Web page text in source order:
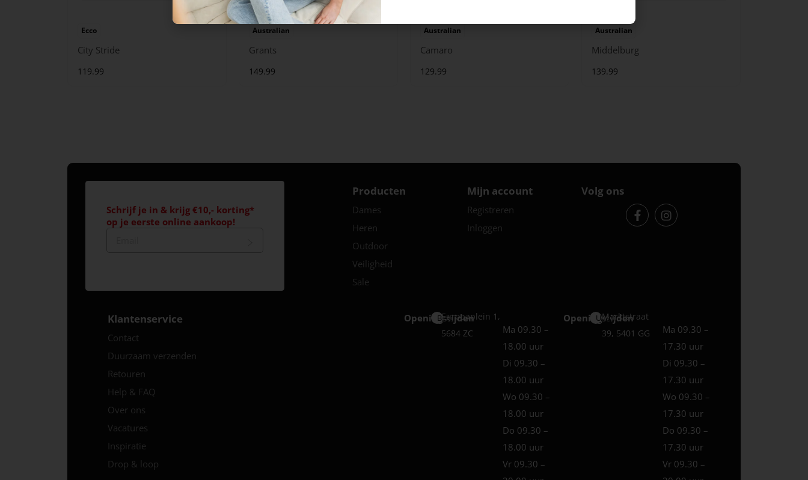
Ecco
City Stride
119.99
Australian
Grants
149.99
Australian
Camaro
129.99
Australian
Middelburg
139.99
Schrijf je in & krijg €10,- korting*
op je eerste online aankoop!
Producten
Dames
Heren
Outdoor
Veiligheid
Sale
Mijn account
Registreren
Inloggen
Volg ons
Klantenservice
Contact
Duurzaam verzenden
Retouren
Help & FAQ
Over ons
Vacatures
Inspiratie
Drop & loop
Openingstijden
Best
Europaplein 1,
5684 ZC
Ma 09.30 –
18.00 uur
Di 09.30 –
18.00 uur
Wo 09.30 –
18.00 uur
Do 09.30 –
18.00 uur
Vr 09.30 –
Openingstijden
Uden
Marktstraat
39, 5401 GG
Ma 09.30 –
17.30 uur
Di 09.30 –
17.30 uur
Wo 09.30 –
17.30 uur
Do 09.30 –
17.30 uur
Vr 09.30 –